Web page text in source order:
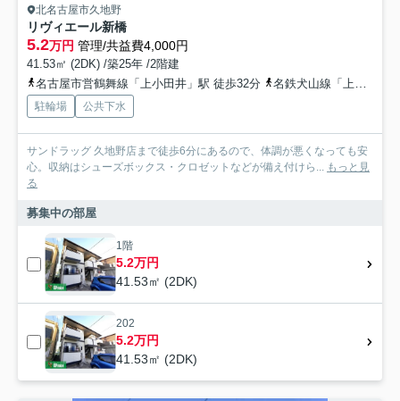
北名古屋市久地野
リヴィエール新橋
5.2万円 管理/共益費4,000円
41.53㎡ (2DK) /築25年 /2階建
名古屋市営鶴舞線「上小田井」駅 徒歩32分
名鉄犬山線「上小田井」駅 徒歩32分
駐輪場 公共下水
サンドラッグ 久地野店まで徒歩6分にあるので、体調が悪くなっても安
心。収納はシューズボックス・クロゼットなどが備え付けら... もっと見
る
募集中の部屋
1階
5.2万円
41.53㎡ (2DK)
202
5.2万円
41.53㎡ (2DK)